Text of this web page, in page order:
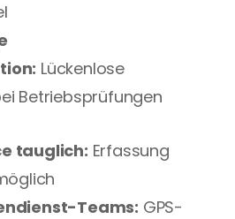
Lückenlose
Betriebsprüfungen
tauglich: Erfassung
Teams: GPS-